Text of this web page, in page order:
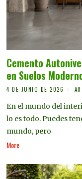
Cemento
en Suelos
4 DE JUNIO DE 2026
En el mundo del
lo es todo. Puedes
mundo, pero
More